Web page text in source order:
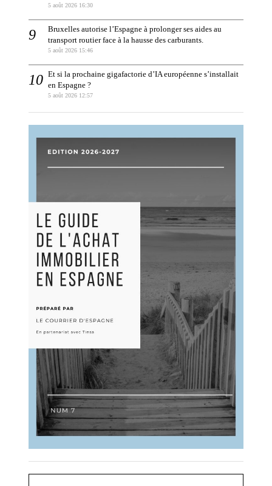
5 août 2026 16:30
Bruxelles autorise l’Espagne à prolonger ses aides au
transport routier face à la hausse des carburants.
5 août 2026 15:46
Et si la prochaine gigafactorie d’IA européenne s’installait
en Espagne ?
5 août 2026 12:57